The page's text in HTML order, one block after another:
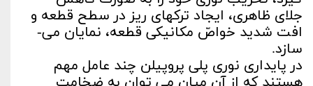
جلای ظاهری، ایجاد ترک­های ریز در سطح قطعه و
افت شدید خواصّ مکانیکی قطعه، نمایان می­
سازد.
در پایداری نوری پلی ­پروپیلن چند عامل مهم